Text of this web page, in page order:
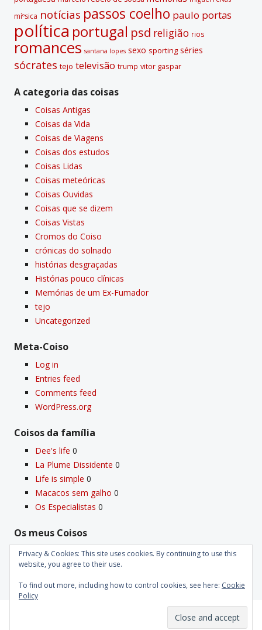
míºsica notí­cias passos coelho paulo portas
polí­tica portugal psd religião rios
romances santana lopes sexo sporting séries
sócrates tejo televisão trump vitor gaspar
A categoria das coisas
Coisas Antigas
Coisas da Vida
Coisas de Viagens
Coisas dos estudos
Coisas Lidas
Coisas meteóricas
Coisas Ouvidas
Coisas que se dizem
Coisas Vistas
Cromos do Coiso
crónicas do solnado
histórias desgraçadas
Histórias pouco clí­nicas
Memórias de um Ex-Fumador
tejo
Uncategorized
Meta-Coiso
Log in
Entries feed
Comments feed
WordPress.org
Coisos da famí­lia
Dee's life 0
La Plume Dissidente 0
Life is simple 0
Macacos sem galho 0
Os Especialistas 0
Os meus Coisos
Deus0
Velho Coiso0
Theme: Kubrick 2014.
Privacy & Cookies: This site uses cookies. By continuing to use this
website, you agree to their use.
To find out more, including how to control cookies, see here: Cookie
Policy